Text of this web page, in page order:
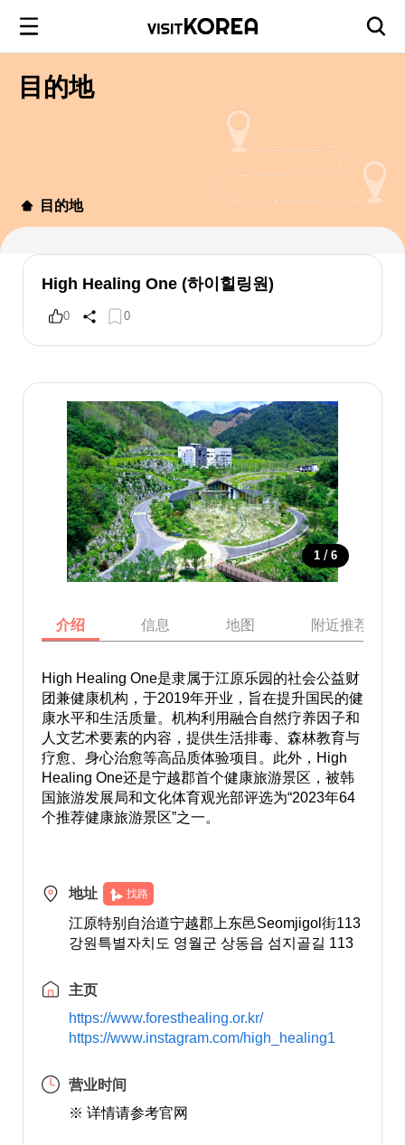
目的地
目的地
High Healing One (하이힐링원)
0 0
1 / 6
介绍 信息 地图 附近推荐景点
High Healing One是隶属于江原乐园的社会公益财
团兼健康机构，于2019年开业，旨在提升国民的健
康水平和生活质量。机构利用融合自然疗养因子和
人文艺术要素的内容，提供生活排毒、森林教育与
疗愈、身心治愈等高品质体验项目。此外，High
Healing One还是宁越郡首个健康旅游景区，被韩
国旅游发展局和文化体育观光部评选为“2023年64
个推荐健康旅游景区”之一。
地址 找路
江原特别自治道宁越郡上东邑Seomjigol街113
강원특별자치도 영월군 상동읍 섬지골길 113
主页
https://www.foresthealing.or.kr/
https://www.instagram.com/high_healing1
营业时间
※ 详情请参考官网